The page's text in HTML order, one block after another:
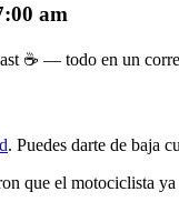
am
☕ — todo en un
. Puedes darte de baja
que el motociclista